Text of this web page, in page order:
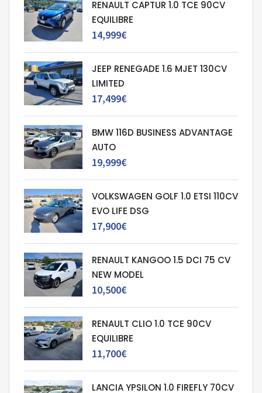
RENAULT CAPTUR 1.0 TCE 90CV
EQUILIBRE
14,999€
JEEP RENEGADE 1.6 MJET 130CV
LIMITED
17,499€
BMW 116D BUSINESS ADVANTAGE
AUTO
19,999€
VOLKSWAGEN GOLF 1.0 ETSI 110CV
EVO LIFE DSG
17,900€
RENAULT KANGOO 1.5 DCI 75 CV
NEW MODEL
10,500€
RENAULT CLIO 1.0 TCE 90CV
EQUILIBRE
11,700€
LANCIA YPSILON 1.0 FIREFLY 70CV